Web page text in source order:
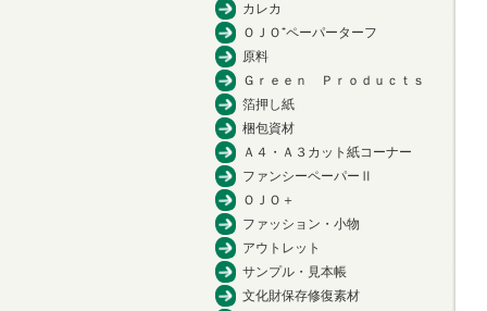
カレカ
ＯＪＯ⁺ペーパーターフ
原料
Ｇｒｅｅｎ Ｐｒｏｄｕｃｔｓ
箔押し紙
梱包資材
Ａ４・Ａ３カット紙コーナー
ファンシーペーパーⅡ
ＯＪＯ＋
ファッション・小物
アウトレット
サンプル・見本帳
文化財保存修復素材